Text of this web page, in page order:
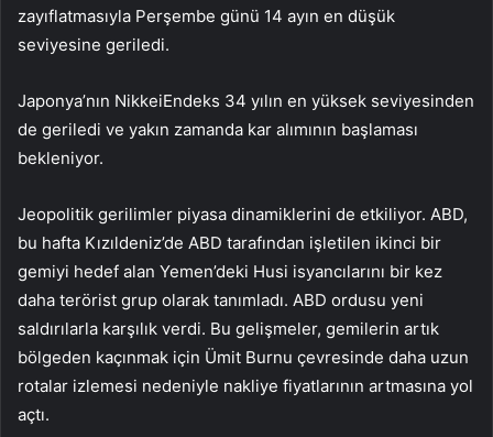
zayıflatmasıyla Perşembe günü 14 ayın en düşük
seviyesine geriledi.
Japonya’nın NikkeiEndeks 34 yılın en yüksek seviyesinden
de geriledi ve yakın zamanda kar alımının başlaması
bekleniyor.
Jeopolitik gerilimler piyasa dinamiklerini de etkiliyor. ABD,
bu hafta Kızıldeniz’de ABD tarafından işletilen ikinci bir
gemiyi hedef alan Yemen’deki Husi isyancılarını bir kez
daha terörist grup olarak tanımladı. ABD ordusu yeni
saldırılarla karşılık verdi. Bu gelişmeler, gemilerin artık
bölgeden kaçınmak için Ümit Burnu çevresinde daha uzun
rotalar izlemesi nedeniyle nakliye fiyatlarının artmasına yol
açtı.